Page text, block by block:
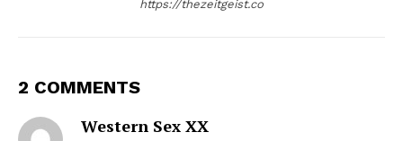
https://thezeitgeist.co
2 COMMENTS
Western Sex XX